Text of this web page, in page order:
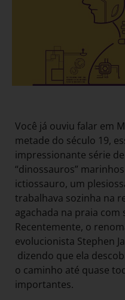
Você já ouviu falar em
metade do século 19,
impressionante série
“dinossauros”
ictiossauro, um
trabalhava sozinha na
agachada na praia com
Recentemente, o
evolucionista Stephen
dizendo que ela
o caminho até quase
importantes.